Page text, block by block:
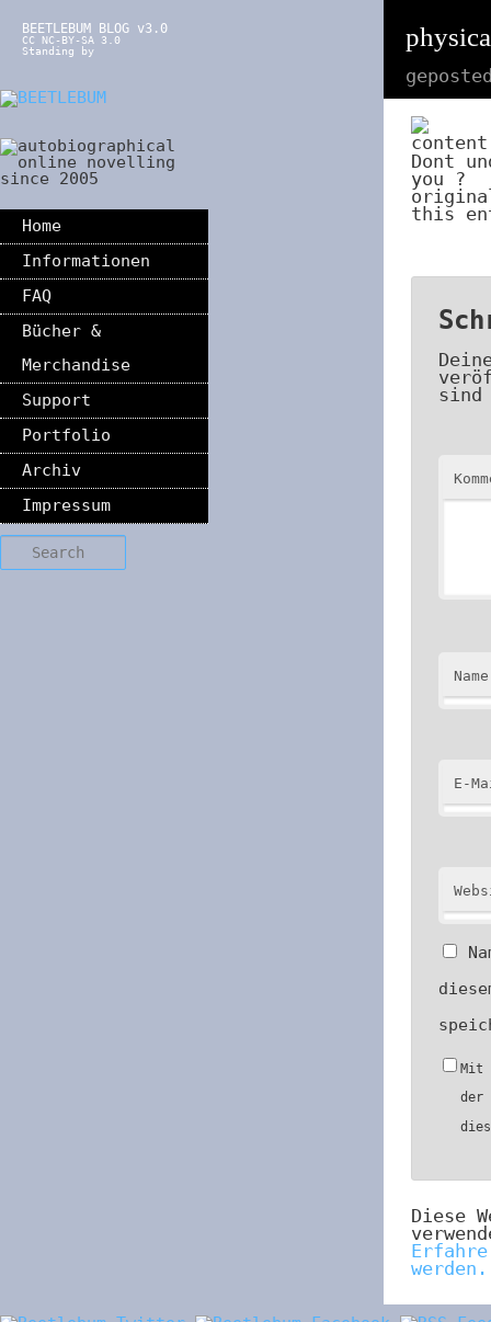
BEETLEBUM BLOG v3.0
CC NC-BY-SA 3.0
Standing by
Home
Informationen
FAQ
Bücher &
Merchandise
Support
Portfolio
Archiv
Impressum
Search
Dont
you ?
this
Name
E-
Mit
der
Diese
werden.